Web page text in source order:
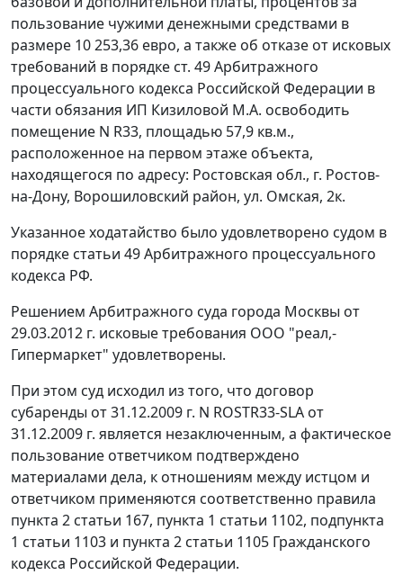
пользование чужими денежными средствами в
размере 10 253,36 евро, а также об отказе от исковых
требований в порядке ст. 49Арбитражного
процессуального кодекса Российской Федерации в
части обязания ИП Кизиловой М.А. освободить
помещение N R33, площадью 57,9 кв.м.,
расположенное на первом этаже объекта,
находящегося по адресу: Ростовская обл., г. Ростов-
на-Дону, Ворошиловский район, ул. Омская, 2к.
Указанное ходатайство было удовлетворено судом в
порядке статьи 49Арбитражного процессуального
кодекса РФ.
Решением Арбитражного суда города Москвы от
29.03.2012 г. исковые требования ООО "реал,-
Гипермаркет" удовлетворены.
При этом суд исходил из того, что договор
субаренды от 31.12.2009 г. N ROSTR33-SLA от
31.12.2009 г. является незаключенным, а фактическое
пользование ответчиком подтверждено
материалами дела, к отношениям между истцом и
ответчиком применяются соответственно правила
пункта 2 статьи 167, пункта 1 статьи 1102, подпункта
1 статьи 1103 и пункта 2 статьи 1105 Гражданского
кодекса Российской Федерации.